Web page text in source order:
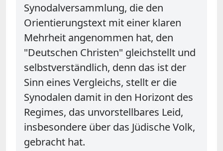
Synodalversammlung, die den
Orientierungstext mit einer klaren
Mehrheit angenommen hat, den
"Deutschen Christen" gleichstellt und
selbstverständlich, denn das ist der
Sinn eines Vergleichs, stellt er die
Synodalen damit in den Horizont des
Regimes, das unvorstellbares Leid,
insbesondere über das Jüdische Volk,
gebracht hat.